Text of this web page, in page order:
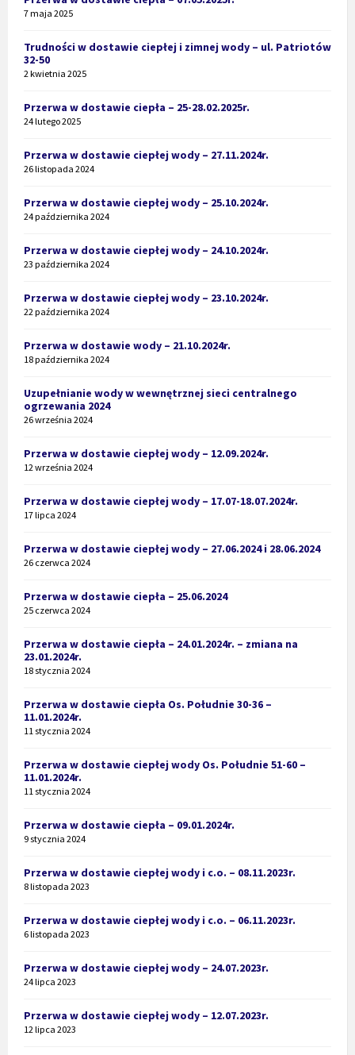
7 maja 2025
Trudności w dostawie ciepłej i zimnej wody – ul. Patriotów
32-50
2 kwietnia 2025
Przerwa w dostawie ciepła – 25-28.02.2025r.
24 lutego 2025
Przerwa w dostawie ciepłej wody – 27.11.2024r.
26 listopada 2024
Przerwa w dostawie ciepłej wody – 25.10.2024r.
24 października 2024
Przerwa w dostawie ciepłej wody – 24.10.2024r.
23 października 2024
Przerwa w dostawie ciepłej wody – 23.10.2024r.
22 października 2024
Przerwa w dostawie wody – 21.10.2024r.
18 października 2024
Uzupełnianie wody w wewnętrznej sieci centralnego
ogrzewania 2024
26 września 2024
Przerwa w dostawie ciepłej wody – 12.09.2024r.
12 września 2024
Przerwa w dostawie ciepłej wody – 17.07-18.07.2024r.
17 lipca 2024
Przerwa w dostawie ciepłej wody – 27.06.2024 i 28.06.2024
26 czerwca 2024
Przerwa w dostawie ciepła – 25.06.2024
25 czerwca 2024
Przerwa w dostawie ciepła – 24.01.2024r. – zmiana na
23.01.2024r.
18 stycznia 2024
Przerwa w dostawie ciepła Os. Południe 30-36 –
11.01.2024r.
11 stycznia 2024
Przerwa w dostawie ciepłej wody Os. Południe 51-60 –
11.01.2024r.
11 stycznia 2024
Przerwa w dostawie ciepła – 09.01.2024r.
9 stycznia 2024
Przerwa w dostawie ciepłej wody i c.o. – 08.11.2023r.
8 listopada 2023
Przerwa w dostawie ciepłej wody i c.o. – 06.11.2023r.
6 listopada 2023
Przerwa w dostawie ciepłej wody – 24.07.2023r.
24 lipca 2023
Przerwa w dostawie ciepłej wody – 12.07.2023r.
12 lipca 2023